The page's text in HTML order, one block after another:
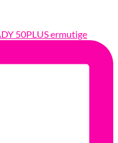
50PLUS ermutige